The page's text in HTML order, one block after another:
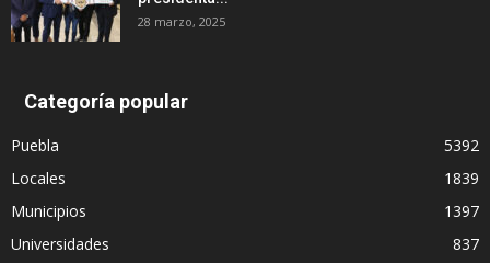
28 marzo, 2025
Categoría popular
Puebla
5392
Locales
1839
Municipios
1397
Universidades
837